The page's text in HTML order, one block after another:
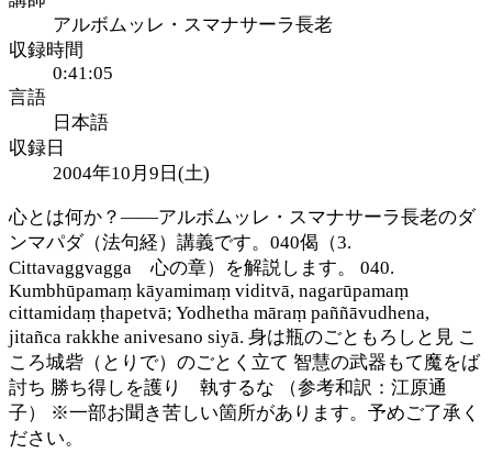
アルボムッレ・スマナサーラ長老
収録時間
0:41:05
言語
日本語
収録日
2004年10月9日(土)
心とは何か？――アルボムッレ・スマナサーラ長老のダ
ンマパダ（法句経）講義です。040偈（3.
Cittavaggvagga 心の章）を解説します。 040.
Kumbhūpamaṃ kāyamimaṃ viditvā, nagarūpamaṃ
cittamidaṃ ṭhapetvā; Yodhetha māraṃ paññāvudhena,
jitañca rakkhe anivesano siyā. 身は瓶のごともろしと見 こ
ころ城砦（とりで）のごとく立て 智慧の武器もて魔をば
討ち 勝ち得しを護り 執するな （参考和訳：江原通
子） ※一部お聞き苦しい箇所があります。予めご了承く
ださい。